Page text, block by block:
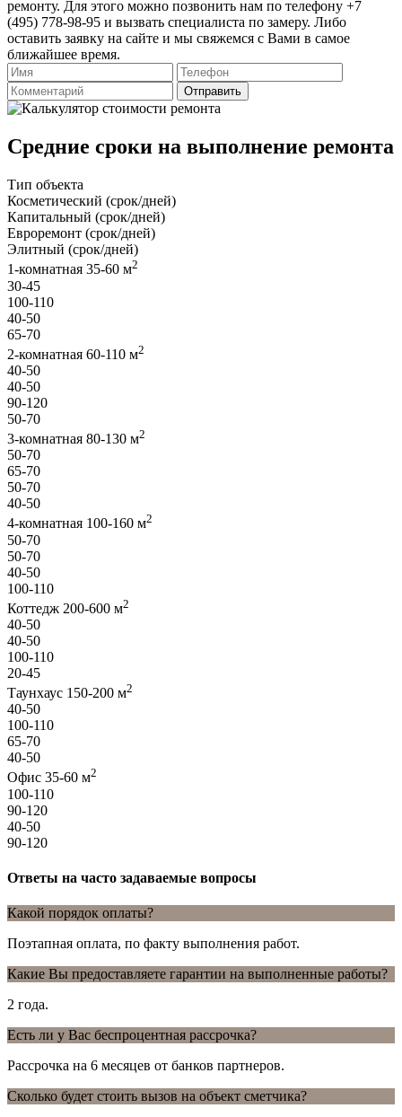
ремонту. Для этого можно позвонить нам по телефону +7
(495) 778-98-95 и вызвать специалиста по замеру. Либо
оставить заявку на сайте и мы свяжемся с Вами в самое
ближайшее время.
Отправить
Средние сроки на выполнение ремонта
Тип объекта
Косметический (срок/дней)
Капитальный (срок/дней)
Евроремонт (срок/дней)
Элитный (срок/дней)
1-комнатная 35-60 м2
30-45
100-110
40-50
65-70
2-комнатная 60-110 м2
40-50
40-50
90-120
50-70
3-комнатная 80-130 м2
50-70
65-70
50-70
40-50
4-комнатная 100-160 м2
50-70
50-70
40-50
100-110
Коттедж 200-600 м2
40-50
40-50
100-110
20-45
Таунхаус 150-200 м2
40-50
100-110
65-70
40-50
Офис 35-60 м2
100-110
90-120
40-50
90-120
Ответы на часто задаваемые вопросы
Какой порядок оплаты?
Поэтапная оплата, по факту выполнения работ.
Какие Вы предоставляете гарантии на выполненные работы?
2 года.
Есть ли у Вас беспроцентная рассрочка?
Рассрочка на 6 месяцев от банков партнеров.
Сколько будет стоить вызов на объект сметчика?